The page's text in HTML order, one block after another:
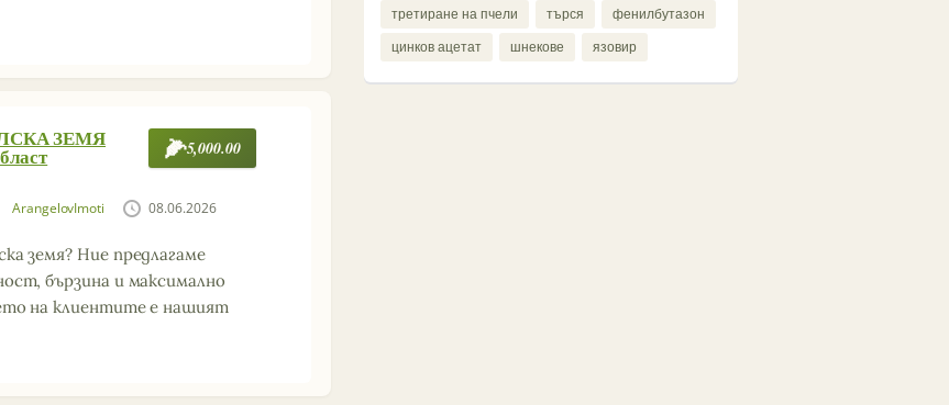
5,000.00
ЗЕМЯ
ArangelovImoti 08.06.2026
земя? Ние предлагаме
бързина и максимално
на клиентите е нашият
третиране на пчели търся фенилбутазон
цинков ацетат шнекове язовир